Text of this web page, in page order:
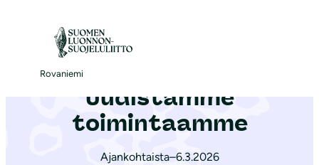
Rovaniemi
Etusivu|Ajankohtaista
Uudistamme
toimintaamme
Ajankohtaista–6.3.2026